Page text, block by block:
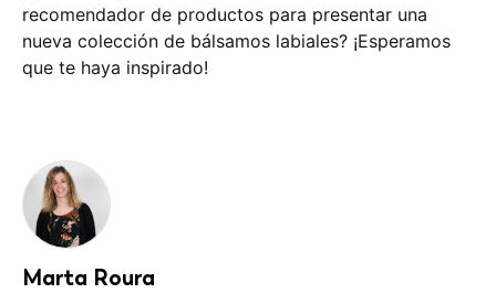
recomendador de productos para presentar una
nueva colección de bálsamos labiales? ¡Esperamos
que te haya inspirado!
Marta Roura